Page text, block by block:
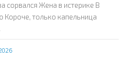
сорвался Жена в истерике В
Короче, только капельница